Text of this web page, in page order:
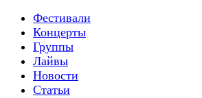
Фестивали
Концерты
Группы
Лайвы
Новости
Статьи